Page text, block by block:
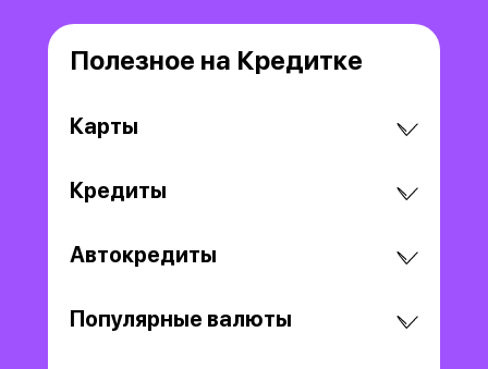
Полезное на Кредитке
Карты
Кредиты
Автокредиты
Популярные валюты